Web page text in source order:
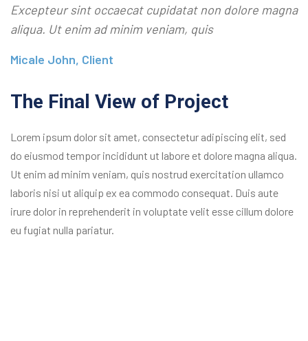
Excepteur sint occaecat cupidatat non dolore magna
aliqua. Ut enim ad minim veniam, quis
Micale John, Client
The Final View of Project
Lorem ipsum dolor sit amet, consectetur adipiscing elit, sed
do eiusmod tempor incididunt ut labore et dolore magna aliqua.
Ut enim ad minim veniam, quis nostrud exercitation ullamco
laboris nisi ut aliquip ex ea commodo consequat. Duis aute
irure dolor in reprehenderit in voluptate velit esse cillum dolore
eu fugiat nulla pariatur.